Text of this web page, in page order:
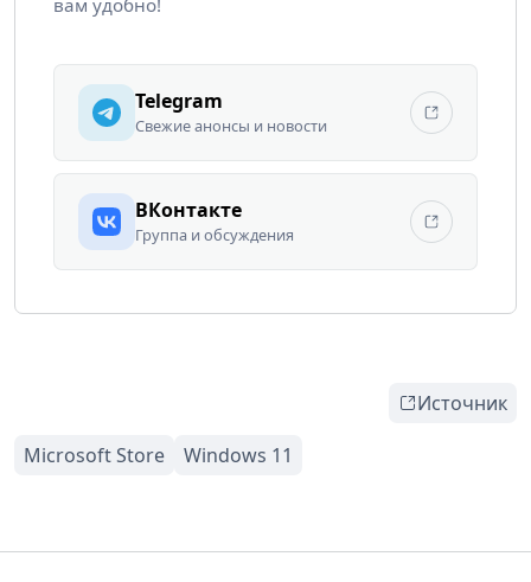
вам удобно!
Telegram
Свежие анонсы и новости
ВКонтакте
Группа и обсуждения
Источник